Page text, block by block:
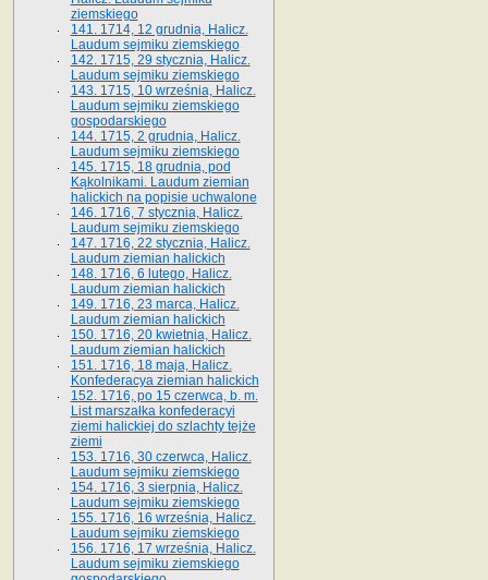
ziemskiego
141. 1714, 12 grudnia, Halicz.
Laudum sejmiku ziemskiego
142. 1715, 29 stycznia, Halicz.
Laudum sejmiku ziemskiego
143. 1715, 10 września, Halicz.
Laudum sejmiku ziemskiego
gospodarskiego
144. 1715, 2 grudnia, Halicz.
Laudum sejmiku ziemskiego
145. 1715, 18 grudnia, pod
Kąkolnikami. Laudum ziemian
halickich na popisie uchwalone
146. 1716, 7 stycznia, Halicz.
Laudum sejmiku ziemskiego
147. 1716, 22 stycznia, Halicz.
Laudum ziemian halickich
148. 1716, 6 lutego, Halicz.
Laudum ziemian halickich
149. 1716, 23 marca, Halicz.
Laudum ziemian halickich
150. 1716, 20 kwietnia, Halicz.
Laudum ziemian halickich
151. 1716, 18 maja, Halicz.
Konfederacya ziemian halickich
152. 1716, po 15 czerwca, b. m.
List marszałka konfederacyi
ziemi halickiej do szlachty tejże
ziemi
153. 1716, 30 czerwca, Halicz.
Laudum sejmiku ziemskiego
154. 1716, 3 sierpnia, Halicz.
Laudum sejmiku ziemskiego
155. 1716, 16 września, Halicz.
Laudum sejmiku ziemskiego
156. 1716, 17 września, Halicz.
Laudum sejmiku ziemskiego